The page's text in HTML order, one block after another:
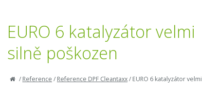
EURO 6 katalyzátor velmi
silně poškozen
/Reference /Reference DPF Cleantaxx/EURO 6 katalyzátor velmi